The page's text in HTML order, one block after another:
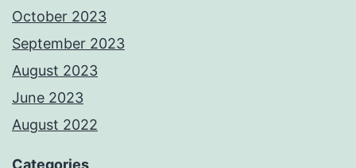
October 2023
September 2023
August 2023
June 2023
August 2022
Categories